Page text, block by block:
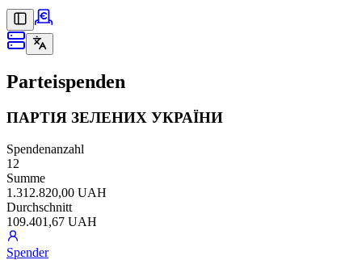
Parteispenden
ПАРТІЯ ЗЕЛЕНИХ УКРАЇНИ
Spendenanzahl
12
Summe
1.312.820,00 UAH
Durchschnitt
109.401,67 UAH
Spender